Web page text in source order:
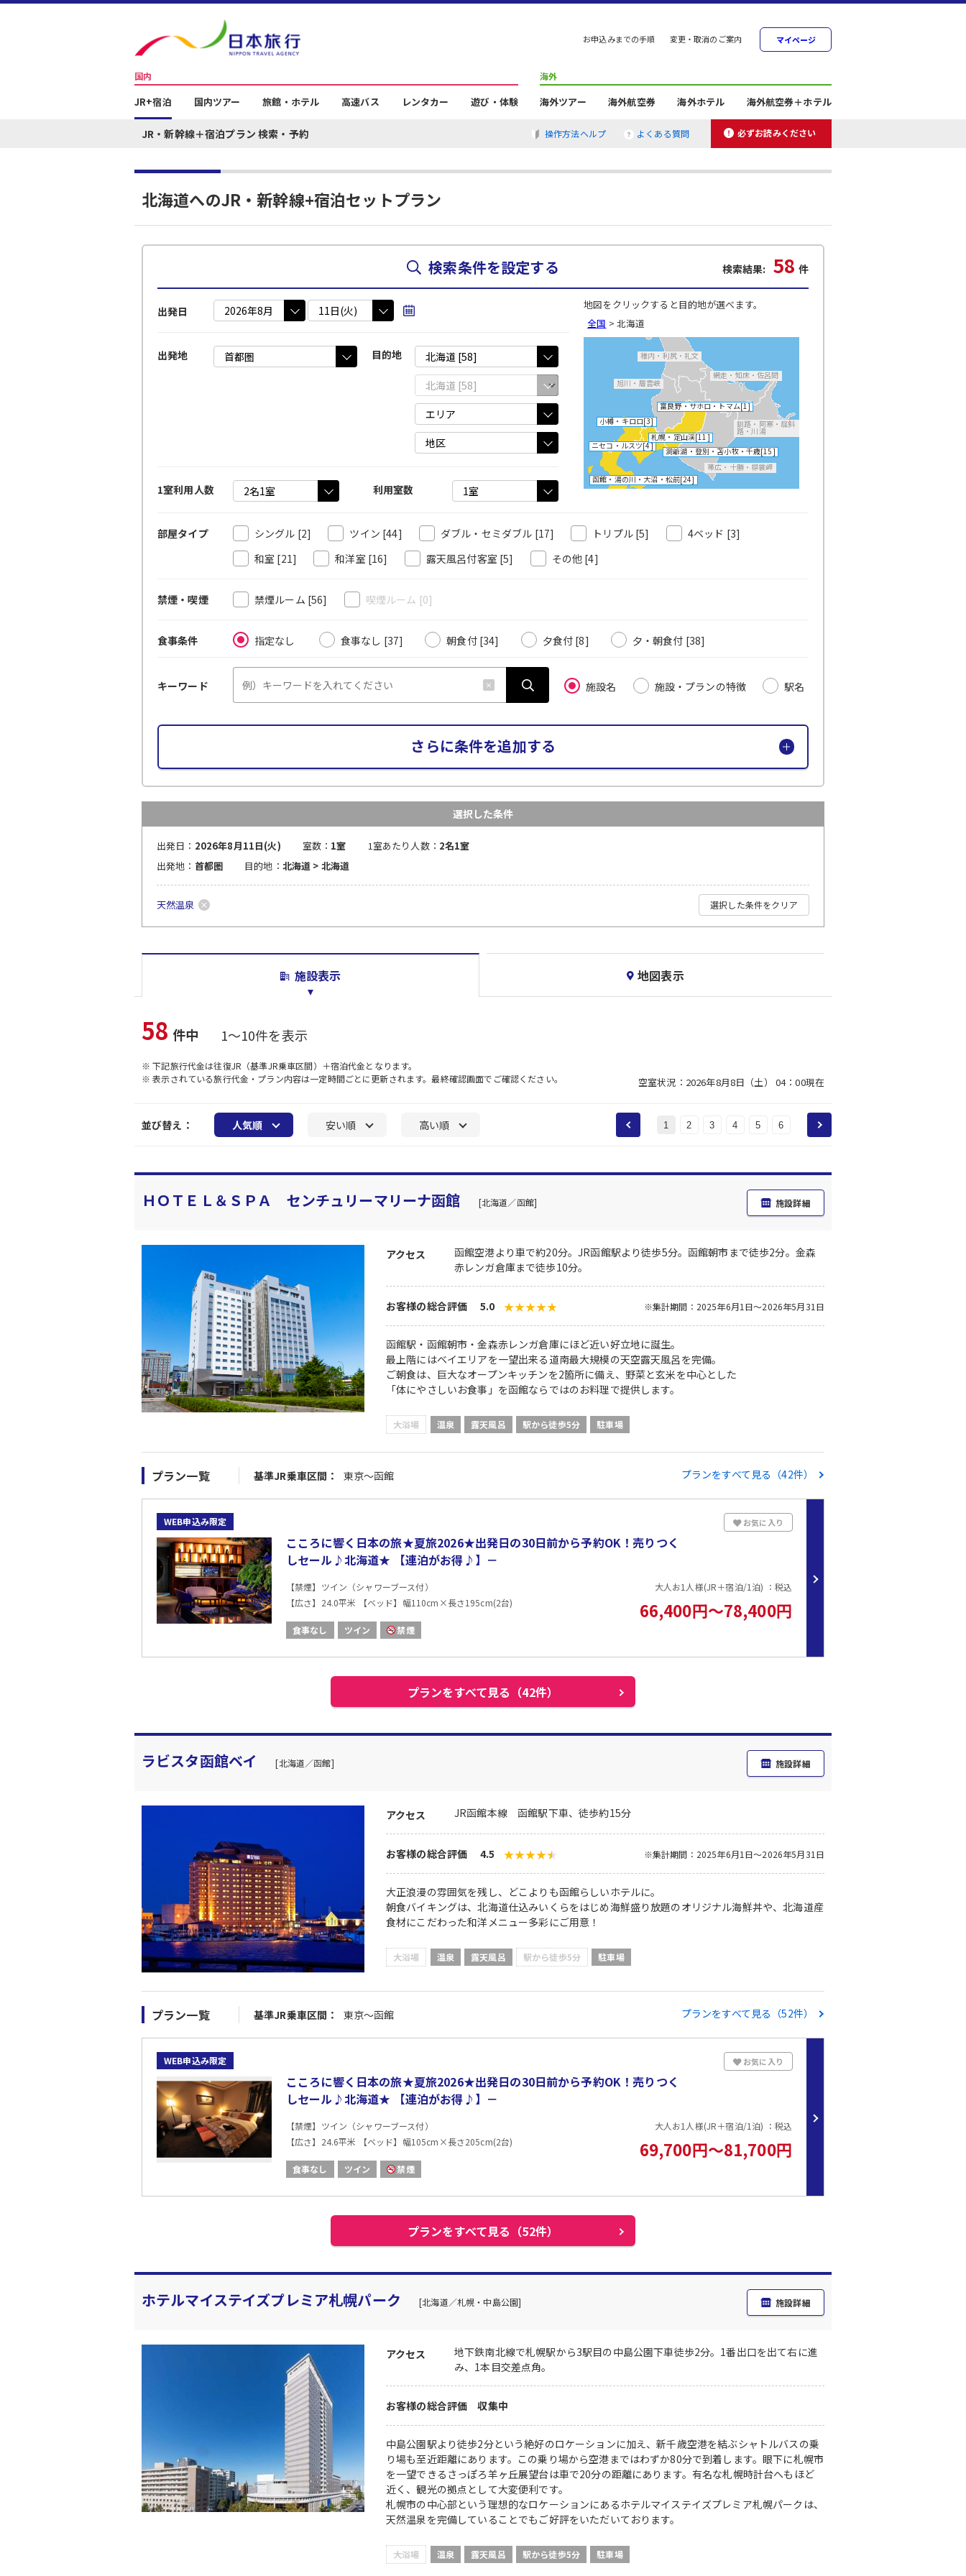
お申込みまでの手順 変更・取消のご案内 マイページ
国内
JR+宿泊 国内ツアー 旅館・ホテル 高速バス レンタカー 遊び・体験
海外
海外ツアー 海外航空券 海外ホテル 海外航空券＋ホテル
JR・新幹線＋宿泊プラン 検索・予約 操作方法ヘルプ よくある質問 必ずお読みください
北海道へのJR・新幹線+宿泊セットプラン
検索条件を設定する 検索結果: 58 件
出発日
出発地 目的地
1室利用人数 利用室数
地図をクリックすると目的地が選べます。
全国 > 北海道
稚内・利尻・礼文
網走・知床・佐呂間
釧路・阿寒・屈斜
路・川湯
帯広・十勝・襟裳岬
旭川・層雲峡
富良野・サホロ・トマム[1]
洞爺湖・登別・苫小牧・千歳[15]
函館・湯の川・大沼・松前[24]
ニセコ・ルスツ[4]
札幌・定山渓[11]
小樽・キロロ[3]
部屋タイプ シングル [2] ツイン [44] ダブル・セミダブル [17] トリプル[5] 4ベッド [3]
和室 [21] 和洋室 [16] 露天風呂付客室 [5] その他 [4]
禁煙・喫煙 禁煙ルーム [56] 喫煙ルーム [0]
食事条件 指定なし 食事なし [37] 朝食付 [34] 夕食付 [8] 夕・朝食付 [38]
キーワード 施設名 施設・プランの特徴 駅名
さらに条件を追加する
選択した条件
出発日： 2026年8月11日(火) 室数： 1室 1室あたり人数： 2名1室
出発地： 首都圏 目的地： 北海道 > 北海道
天然温泉 選択した条件をクリア
施設表示 地図表示
58 件中 1～10件を表示
※ 下記旅行代金は往復JR（基準JR乗車区間）＋宿泊代金となります。
※ 表示されている旅行代金・プラン内容は一定時間ごとに更新されます。最終確認画面でご確認ください。
空室状況：2026年8月8日（土） 04：00現在
並び替え： 人気順 安い順 高い順 1 2 3 4 5 6
ＨＯＴＥＬ＆ＳＰＡ センチュリーマリーナ函館 [北海道／函館] 施設詳細
アクセス
函館空港より車で約20分。JR函館駅より徒歩5分。函館朝市まで徒歩2分。金森
赤レンガ倉庫まで徒歩10分。
お客様の総合評価 5.0 ※集計期間：2025年6月1日～2026年5月31日
函館駅・函館朝市・金森赤レンガ倉庫にほど近い好立地に誕生。
最上階にはベイエリアを一望出来る道南最大規模の天空露天風呂を完備。
ご朝食は、巨大なオープンキッチンを2箇所に備え、野菜と玄米を中心とした
「体にやさしいお食事」を函館ならではのお料理で提供します。
大浴場 温泉 露天風呂 駅から徒歩5分 駐車場
プラン一覧 基準JR乗車区間： 東京～函館 プランをすべて見る（42件）
WEB申込み限定
こころに響く日本の旅★夏旅2026★出発日の30日前から予約OK！売りつく
しセール♪北海道★ 【連泊がお得♪】－
【禁煙】ツイン（シャワーブース付）
【広さ】24.0平米 【ベッド】幅110cm×長さ195cm(2台)
食事なし ツイン 禁煙
大人お1人様(JR＋宿泊/1泊) ：税込
66,400円～78,400円
お気に入り
プランをすべて見る（42件）
ラビスタ函館ベイ [北海道／函館] 施設詳細
アクセス JR函館本線 函館駅下車、徒歩約15分
お客様の総合評価 4.5 ※集計期間：2025年6月1日～2026年5月31日
大正浪漫の雰囲気を残し、どこよりも函館らしいホテルに。
朝食バイキングは、北海道仕込みいくらをはじめ海鮮盛り放題のオリジナル海鮮丼や、北海道産
食材にこだわった和洋メニュー多彩にご用意！
大浴場 温泉 露天風呂 駅から徒歩5分 駐車場
プラン一覧 基準JR乗車区間： 東京～函館 プランをすべて見る（52件）
WEB申込み限定
こころに響く日本の旅★夏旅2026★出発日の30日前から予約OK！売りつく
しセール♪北海道★ 【連泊がお得♪】－
【禁煙】ツイン（シャワーブース付）
【広さ】24.6平米 【ベッド】幅105cm×長さ205cm(2台)
食事なし ツイン 禁煙
大人お1人様(JR＋宿泊/1泊) ：税込
69,700円～81,700円
お気に入り
プランをすべて見る（52件）
ホテルマイステイズプレミア札幌パーク [北海道／札幌・中島公園] 施設詳細
アクセス
地下鉄南北線で札幌駅から3駅目の中島公園下車徒歩2分。1番出口を出て右に進
み、1本目交差点角。
お客様の総合評価 収集中
中島公園駅より徒歩2分という絶好のロケーションに加え、新千歳空港を結ぶシャトルバスの乗
り場も至近距離にあります。この乗り場から空港まではわずか80分で到着します。眼下に札幌市
を一望できるさっぽろ羊ヶ丘展望台は車で20分の距離にあります。有名な札幌時計台へもほど
近く、観光の拠点として大変便利です。
札幌市の中心部という理想的なロケーションにあるホテルマイステイズプレミア札幌パークは、
天然温泉を完備していることでもご好評をいただいております。
大浴場 温泉 露天風呂 駅から徒歩5分 駐車場